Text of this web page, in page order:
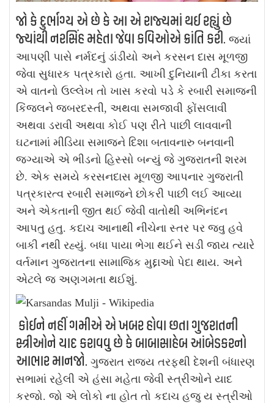
જો કે દુર્ભાગ્ય એ છે કે આ એ રાજ્યમાં થઈ રહ્યું છે
જ્યાંથી નરસિંહ મહેતા જેવા કવિઓએ ક્રાંતિ કરી. જ્યાં
આપણી પાસે નર્મદનું ડાંડીયો અને કરસન દાસ મૂળજી
જેવા સુધારક પત્રકારો હતા. આખી દુનિયાની ટીકા કરતા
એ વાતનો ઉલ્લેખ તો ખાસ કરવો પડે કે રબારી સમાજની
કિંજલને જબરદસ્તી, અથવા સમજાવી ફોંસલાવી
અથવા ડરાવી અથવા કોઈ પણ રીતે પાછી લાવવાની
ઘટનામાં મીડિયા સમાજને દિશા બતાવનારુ બનવાની
જગ્યાએ એ ભીડનો હિસ્સો બન્યું જે ગુજરાતની શરમ
છે. એક સમયે કરસનદાસ મૂળજી આપનાર ગુજરાતી
પત્રકારત્વ રબારી સમાજને છોકરી પાછી લઈ આવ્યા
અને એકતાની જીત થઈ જેવી વાતોથી અભિનંદન
આપતુ હતુ. કદાચ આનાથી નીચેના સ્તર પર જવુ હવે
બાકી નથી રહ્યું. બધા પાયા ભેગા થઈને સડી જાય ત્યારે
વર્તમાન ગુજરાતના સામાજિક મુદ્દાઓ પેદા થાય. અને
એટલે જ અણગમતા થઈશું.
કોઈને નહીં ગમીએ એ ખબર હોવા છતા ગુજરાતની
સ્ત્રીઓને યાદ કરાવવુ છે કે બાબાસાહેબ આંબેડકરનો
આભાર માનજો. ગુજરાત રાજ્ય તરફથી દેશની બંધારણ
સભામાં રહેલી એ હંસા મહેતા જેવી સ્ત્રીઓને યાદ
કરજો. જો એ લોકો ના હોત તો કદાચ હજુ ય સ્ત્રીઓ